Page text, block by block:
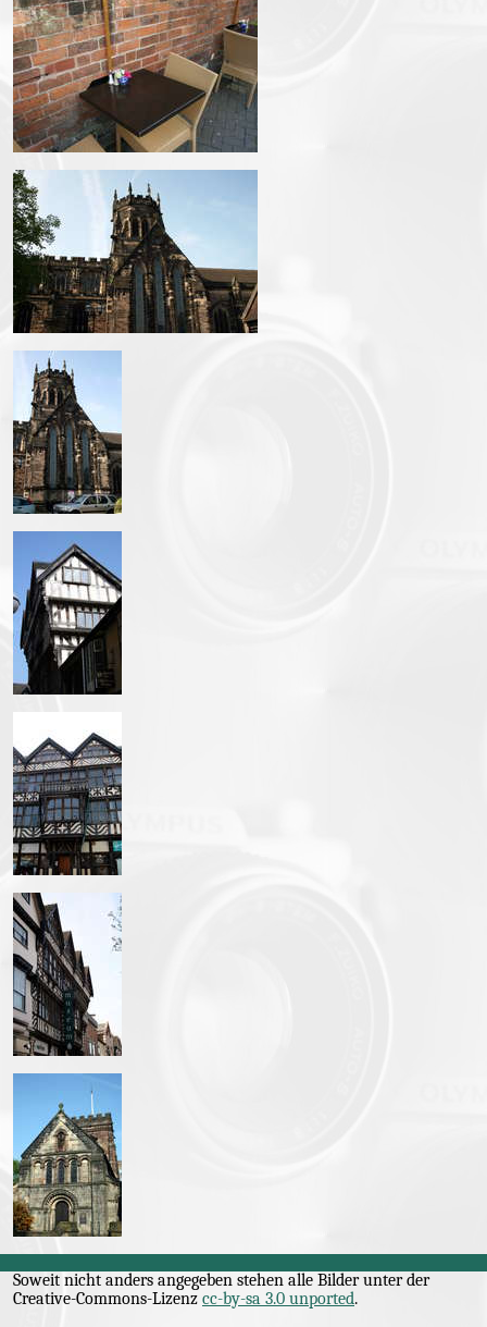
IMG_1525.JPG
IMG_1526.JPG
IMG_1527.JPG
IMG_1530.JPG
IMG_1532.JPG
IMG_1533.JPG
Soweit nicht anders angegeben stehen alle Bilder unter der
Creative-Commons-Lizenz cc-by-sa 3.0 unported.